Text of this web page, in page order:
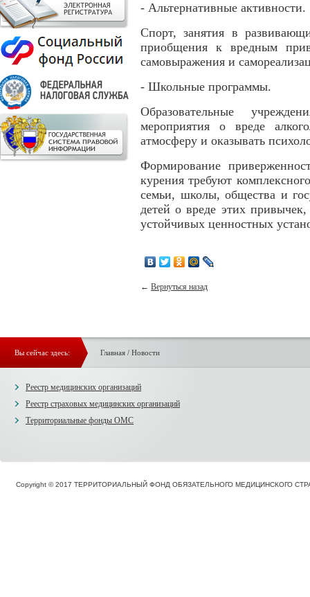
- Альтернативные активности.
Спорт, занятия в
приобщения к вредным
самовыражения и
- Школьные программы.
Образовательные
мероприятия о вреде
атмосферу и оказывать
Формирование
курения требуют
семьи, школы, общества и
детей о вреде этих
устойчивых ценностных
← Вернуться назад
Вы сейчас здесь: Главная/ Новости
Реестр медицинских организаций
Реестр страховых медицинских организаций
Территориальные фонды ОМС
Copyright © 2017 ТЕРРИТОРИАЛЬНЫЙ ФОНД ОБЯЗАТЕЛЬНОГО МЕДИЦИНСКОГО